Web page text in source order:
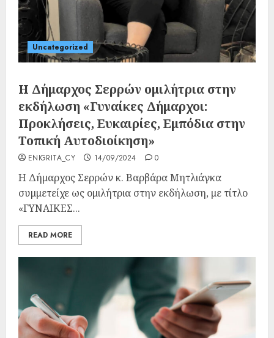
Uncategorized
Η Δήμαρχος Σερρών ομιλήτρια στην
εκδήλωση «Γυναίκες Δήμαρχοι:
Προκλήσεις, Ευκαιρίες, Εμπόδια στην
Τοπική Αυτοδιοίκηση»
ENIGRITA_CY 14/09/2024 0
Η Δήμαρχος Σερρών κ. Βαρβάρα Μητλιάγκα
συμμετείχε ως ομιλήτρια στην εκδήλωση, με τίτλο
«ΓΥΝΑΙΚΕΣ...
READ MORE